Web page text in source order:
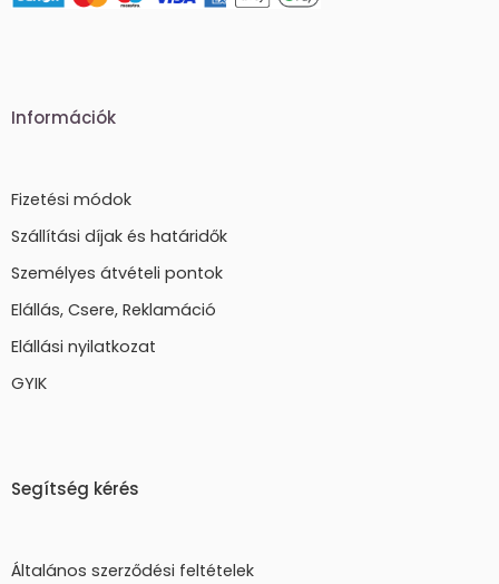
Információk
Fizetési módok
Szállítási díjak és határidők
Személyes átvételi pontok
Elállás, Csere, Reklamáció
Elállási nyilatkozat
GYIK
Segítség kérés
Általános szerződési feltételek